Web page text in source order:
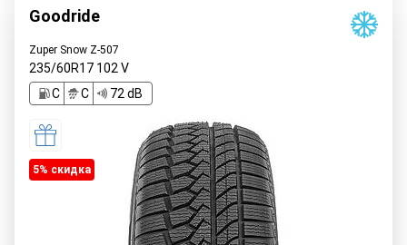
Goodride
Zuper Snow Z-507
235/60R17 102 V
C
C 72 dB
5% cкидка